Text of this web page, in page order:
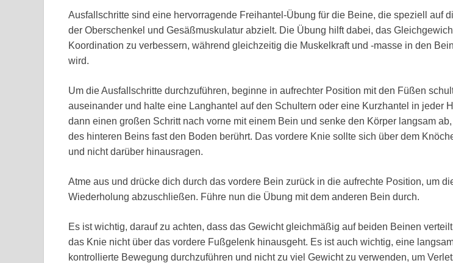
Ausfallschritte sind eine hervorragende Freihantel-Übung für die Beine, die speziell auf
der Oberschenkel und Gesäßmuskulatur abzielt. Die Übung hilft dabei, das
Koordination zu verbessern, während gleichzeitig die Muskelkraft und -masse in den
wird.
Um die Ausfallschritte durchzuführen, beginne in aufrechter Position mit den Füßen
auseinander und halte eine Langhantel auf den Schultern oder eine Kurzhantel in jeder
dann einen großen Schritt nach vorne mit einem Bein und senke den Körper langsam
des hinteren Beins fast den Boden berührt. Das vordere Knie sollte sich über dem
und nicht darüber hinausragen.
Atme aus und drücke dich durch das vordere Bein zurück in die aufrechte Position, um
Wiederholung abzuschließen. Führe nun die Übung mit dem anderen Bein durch.
Es ist wichtig, darauf zu achten, dass das Gewicht gleichmäßig auf beiden Beinen
das Knie nicht über das vordere Fußgelenk hinausgeht. Es ist auch wichtig, eine
kontrollierte Bewegung durchzuführen und nicht zu viel Gewicht zu verwenden, um